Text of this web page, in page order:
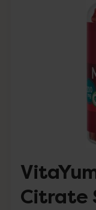
Citrate